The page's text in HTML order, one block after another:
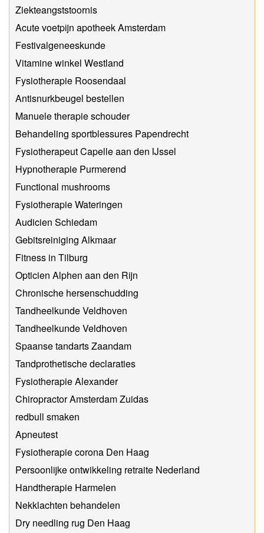
Ziekteangststoornis
Acute voetpijn apotheek Amsterdam
Festivalgeneeskunde
Vitamine winkel Westland
Fysiotherapie Roosendaal
Antisnurkbeugel bestellen
Manuele therapie schouder
Behandeling sportblessures Papendrecht
Fysiotherapeut Capelle aan den IJssel
Hypnotherapie Purmerend
Functional mushrooms
Fysiotherapie Wateringen
Audicien Schiedam
Gebitsreiniging Alkmaar
Fitness in Tilburg
Opticien Alphen aan den Rijn
Chronische hersenschudding
Tandheelkunde Veldhoven
Tandheelkunde Veldhoven
Spaanse tandarts Zaandam
Tandprothetische declaraties
Fysiotherapie Alexander
Chiropractor Amsterdam Zuidas
redbull smaken
Apneutest
Fysiotherapie corona Den Haag
Persoonlijke ontwikkeling retraite Nederland
Handtherapie Harmelen
Nekklachten behandelen
Dry needling rug Den Haag